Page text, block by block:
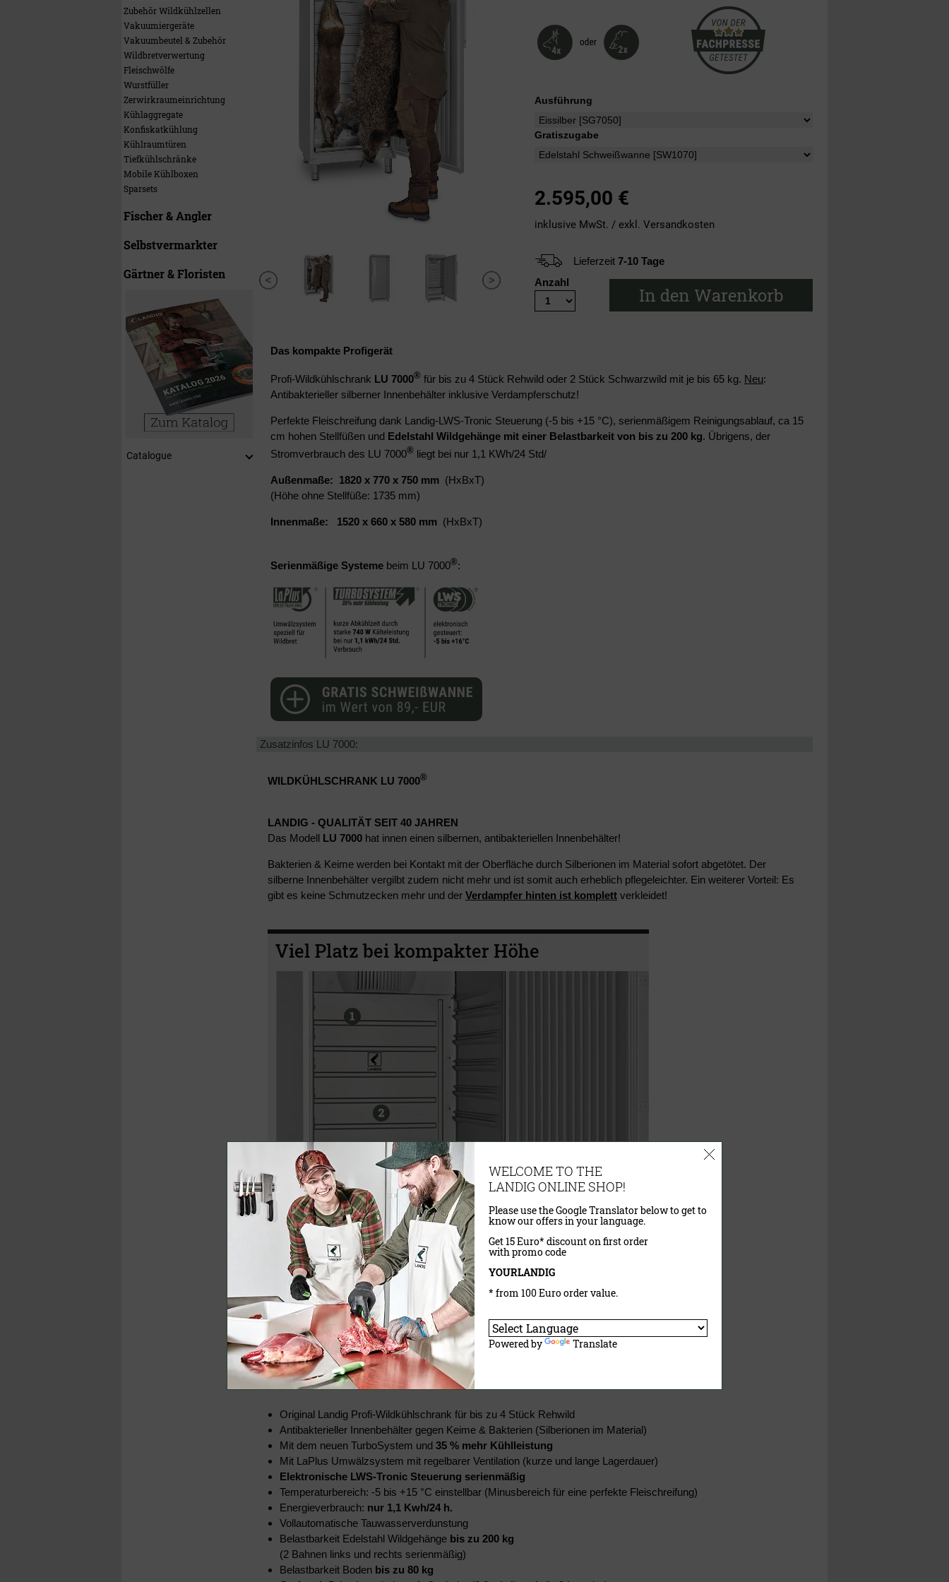
Zubehör Wildkühlzellen
Vakuumiergeräte
Vakuumbeutel & Zubehör
Wildbretverwertung
Fleischwölfe
Wurstfüller
Zerwirkraumeinrichtung
Kühlaggregate
Konfiskatkühlung
Kühlraumtüren
Tiefkühlschränke
Mobile Kühlboxen
Sparsets
Fischer & Angler
Selbstvermarkter
Gärtner & Floristen
Catalogue
Ausführung
Gratiszugabe
2.595,00 €
inklusive MwSt. / exkl. Versandkosten
Lieferzeit 7-10 Tage
Anzahl
In den Warenkorb
Das kompakte Profigerät
Profi-Wildkühlschrank LU 7000® für bis zu 4 Stück Rehwild oder 2 Stück Schwarzwild mit je bis 65 kg. Neu:
Antibakterieller silberner Innenbehälter inklusive Verdampferschutz!
Perfekte Fleischreifung dank Landig-LWS-Tronic Steuerung (-5 bis +15 °C), serienmäßigem Reinigungsablauf, ca 15
cm hohen Stellfüßen und Edelstahl Wildgehänge mit einer Belastbarkeit von bis zu 200 kg. Übrigens, der
Stromverbrauch des LU 7000® liegt bei nur 1,1 KWh/24 Std/
Außenmaße: 1820 x 770 x 750 mm (HxBxT)
(Höhe ohne Stellfüße: 1735 mm)
Innenmaße: 1520 x 660 x 580 mm (HxBxT)
Serienmäßige Systeme beim LU 7000®:
Zusatzinfos LU 7000:
WILDKÜHLSCHRANK LU 7000®
LANDIG - QUALITÄT SEIT 40 JAHREN
Das Modell LU 7000 hat innen einen silbernen, antibakteriellen Innenbehälter!
Bakterien & Keime werden bei Kontakt mit der Oberfläche durch Silberionen im Material sofort abgetötet. Der
silberne Innenbehälter vergilbt zudem nicht mehr und ist somit auch erheblich pflegeleichter. Ein weiterer Vorteil: Es
gibt es keine Schmutzecken mehr und der Verdampfer hinten ist komplett verkleidet!
Original Landig Profi-Wildkühlschrank für bis zu 4 Stück Rehwild
Antibakterieller Innenbehälter gegen Keime & Bakterien (Silberionen im Material)
Mit dem neuen TurboSystem und 35 % mehr Kühlleistung
Mit LaPlus Umwälzsystem mit regelbarer Ventilation (kurze und lange Lagerdauer)
Elektronische LWS-Tronic Steuerung serienmäßig
Temperaturbereich: -5 bis +15 °C einstellbar (Minusbereich für eine perfekte Fleischreifung)
Energieverbrauch: nur 1,1 Kwh/24 h.
Vollautomatische Tauwasserverdunstung
Belastbarkeit Edelstahl Wildgehänge bis zu 200 kg
(2 Bahnen links und rechts serienmäßig)
Belastbarkeit Boden bis zu 80 kg
WELCOME TO THE
LANDIG ONLINE SHOP!
Please use the Google Translator below to get to
know our offers in your language.
Get 15 Euro* discount on first order
with promo code
YOURLANDIG
* from 100 Euro order value.
Powered by Translate